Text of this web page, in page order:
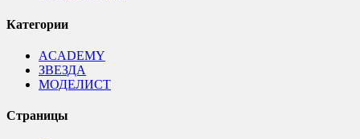
Категории
ACADEMY
ЗВЕЗДА
МОДЕЛИСТ
Страницы